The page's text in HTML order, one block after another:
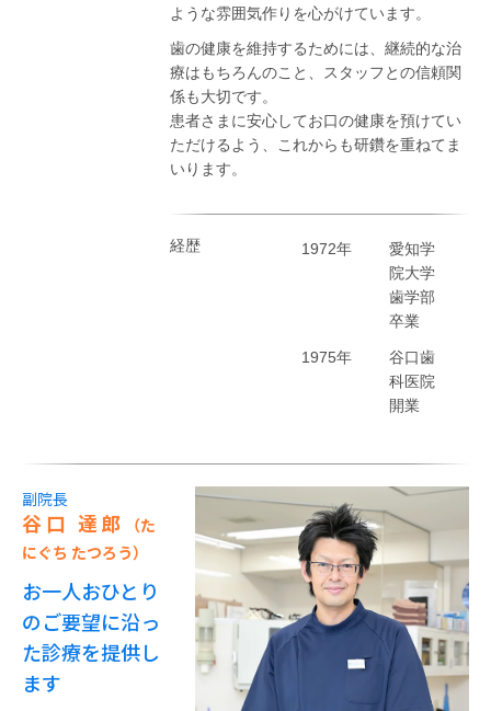
ような雰囲気作りを心がけています。
歯の健康を維持するためには、継続的な治
療はもちろんのこと、スタッフとの信頼関
係も大切です。
患者さまに安心してお口の健康を預けてい
ただけるよう、これからも研鑽を重ねてま
いります。
経歴 1972年
愛知学
院大学
歯学部
卒業
1975年
谷口歯
科医院
開業
副院長
谷口 達郎
（た
にぐち たつろう）
お一人おひとり
のご要望に沿っ
た診療を提供し
ます